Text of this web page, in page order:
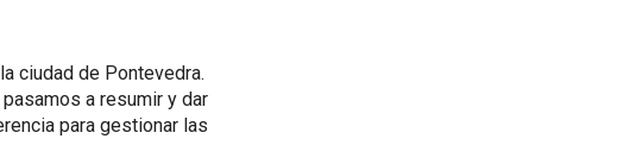
ciudad de Pontevedra.
a resumir y dar
para gestionar las